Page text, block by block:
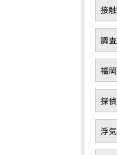
接
調
福
探
浮